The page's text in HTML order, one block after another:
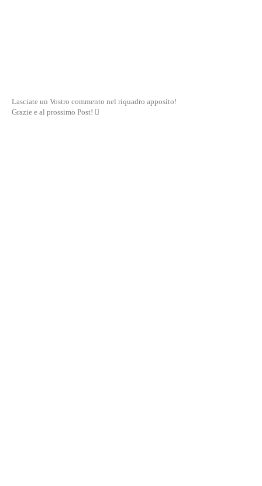
Lasciate un Vostro commento nel riquadro apposito!
Grazie e al prossimo Post! 